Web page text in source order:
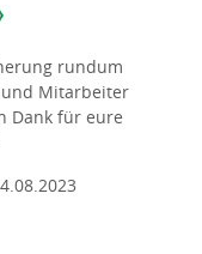
rundum
Mitarbeiter
Dank für eure